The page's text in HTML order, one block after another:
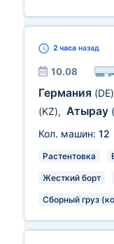
2 часа назад
10.08
Германия (DE)
(KZ), Атырау
Кол. машин: 12
Растентовка
Жесткий борт
Сборный груз